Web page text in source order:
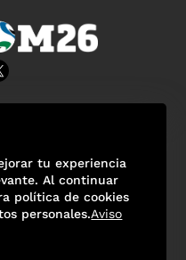
tu experiencia
Al continuar
política de cookies
personales.Aviso